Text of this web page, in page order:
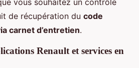
de récupération du code
carnet d’entretien.
Renault et services en